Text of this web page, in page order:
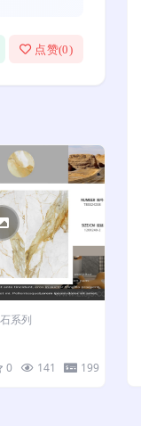
点赞(0)
系列
0 141 199